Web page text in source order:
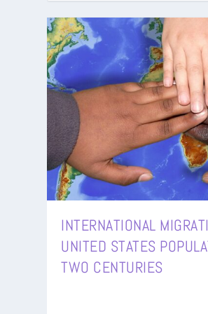
INTERNATIONAL
UNITED STATES
TWO CENTURIES